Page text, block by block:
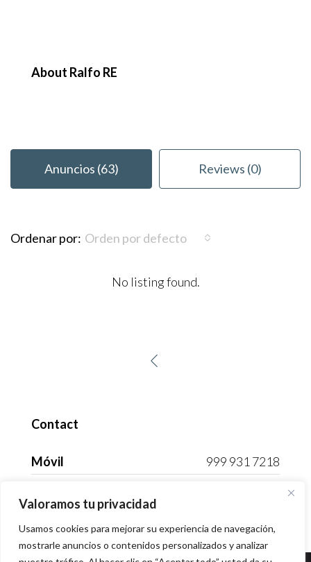
Valoramos tu privacidad
Usamos cookies para mejorar su experiencia de navegación,
mostrarle anuncios o contenidos personalizados y analizar
About Ralfo RE
Anuncios (63) Reviews (0)
Ordenar por: Orden por defecto
No listing found.
Contact
Móvil
999 931 7218